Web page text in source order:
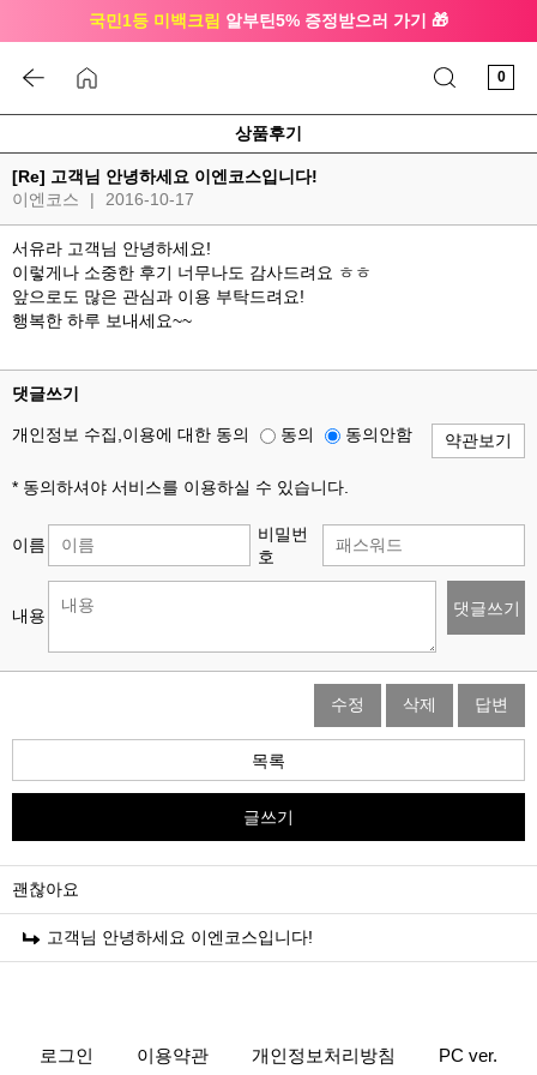
국민1등 미백크림 알부틴5% 증정받으러 가기 🎁
0
상품후기
[Re] 고객님 안녕하세요 이엔코스입니다!
이엔코스
| 2016-10-17
서유라 고객님 안녕하세요!
이렇게나 소중한 후기 너무나도 감사드려요 ㅎㅎ
앞으로도 많은 관심과 이용 부탁드려요!
행복한 하루 보내세요~~
댓글쓰기
개인정보 수집,이용에 대한 동의 동의 동의안함 약관보기
* 동의하셔야 서비스를 이용하실 수 있습니다.
이름
비밀번
호
내용 댓글쓰기
수정 삭제 답변
목록
글쓰기
괜찮아요
고객님 안녕하세요 이엔코스입니다!
로그인 이용약관 개인정보처리방침 PC ver.